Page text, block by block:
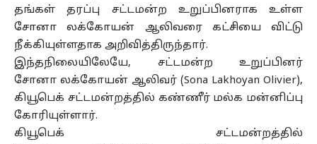
தங்கள் தரப்பு சட்டமன்ற உறுப்பினராக உள்ள
சோனா லக்கோயன் ஆலிவரை கட்சியை விட்டு
நீக்கியுள்ளதாக அறிவித்திருந்தார்.
இந்தநிலையிலேயே, சட்டமன்ற உறுப்பினர்
சோனா லக்கோயன் ஆலிவர் (Sona Lakhoyan Olivier),
கியூபெக் சட்டமன்றத்தில் கண்ணீர் மல்க மன்னிப்பு
கோரியுள்ளார்.
கியூபெக் சட்டமன்றத்தில்